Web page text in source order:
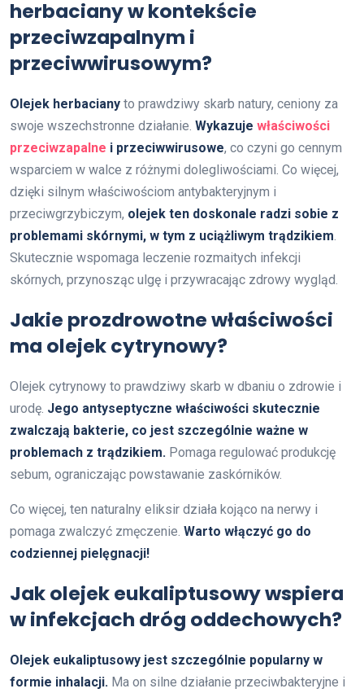
herbaciany w kontekście
przeciwzapalnym i
przeciwwirusowym?
Olejek herbaciany to prawdziwy skarb natury, ceniony za
swoje wszechstronne działanie. Wykazuje właściwości
przeciwzapalne i przeciwwirusowe, co czyni go cennym
wsparciem w walce z różnymi dolegliwościami. Co więcej,
dzięki silnym właściwościom antybakteryjnym i
przeciwgrzybiczym, olejek ten doskonale radzi sobie z
problemami skórnymi, w tym z uciążliwym trądzikiem.
Skutecznie wspomaga leczenie rozmaitych infekcji
skórnych, przynosząc ulgę i przywracając zdrowy wygląd.
Jakie prozdrowotne właściwości
ma olejek cytrynowy?
Olejek cytrynowy to prawdziwy skarb w dbaniu o zdrowie i
urodę. Jego antyseptyczne właściwości skutecznie
zwalczają bakterie, co jest szczególnie ważne w
problemach z trądzikiem. Pomaga regulować produkcję
sebum, ograniczając powstawanie zaskórników.
Co więcej, ten naturalny eliksir działa kojąco na nerwy i
pomaga zwalczyć zmęczenie. Warto włączyć go do
codziennej pielęgnacji!
Jak olejek eukaliptusowy wspiera
w infekcjach dróg oddechowych?
Olejek eukaliptusowy jest szczególnie popularny w
formie inhalacji. Ma on silne działanie przeciwbakteryjne i